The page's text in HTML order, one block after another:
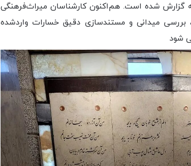
گزارش شده است. هم‌اکنون کارشناسان میراث‌فرهنگی
میدانی و مستندسازی دقیق خسارات واردشده
شود